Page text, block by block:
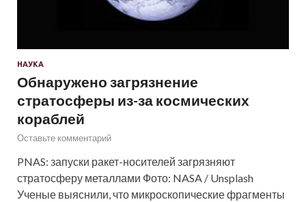
НАУКА
Обнаружено загрязнение
стратосферы из-за космических
кораблей
Оставьте комментарий
PNAS: запуски ракет-носителей загрязняют
стратосферу металлами Фото: NASA / Unsplash
Ученые выяснили, что микроскопические фрагменты